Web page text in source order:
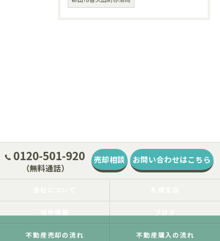
0120-501-920
（無料通話）
売却相談 お問い合わせはこちら
不動産売却の流れ 不動産購入の流れ